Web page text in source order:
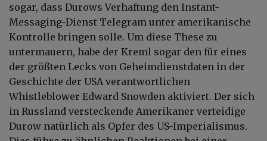
sogar, dass Durows Verhaftung den Instant-
Messaging-Dienst Telegram unter amerikanische
Kontrolle bringen solle. Um diese These zu
untermauern, habe der Kreml sogar den für eines
der größten Lecks von Geheimdienstdaten in der
Geschichte der USA verantwortlichen
Whistleblower Edward Snowden aktiviert. Der sich
in Russland versteckende Amerikaner verteidige
Durow natürlich als Opfer des US-Imperialismus.